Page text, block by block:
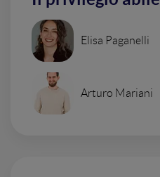
Elisa Paganelli
Arturo Mariani